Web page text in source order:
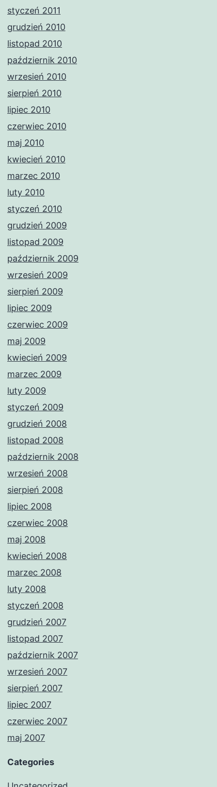
styczeń 2011
grudzień 2010
listopad 2010
październik 2010
wrzesień 2010
sierpień 2010
lipiec 2010
czerwiec 2010
maj 2010
kwiecień 2010
marzec 2010
luty 2010
styczeń 2010
grudzień 2009
listopad 2009
październik 2009
wrzesień 2009
sierpień 2009
lipiec 2009
czerwiec 2009
maj 2009
kwiecień 2009
marzec 2009
luty 2009
styczeń 2009
grudzień 2008
listopad 2008
październik 2008
wrzesień 2008
sierpień 2008
lipiec 2008
czerwiec 2008
maj 2008
kwiecień 2008
marzec 2008
luty 2008
styczeń 2008
grudzień 2007
listopad 2007
październik 2007
wrzesień 2007
sierpień 2007
lipiec 2007
czerwiec 2007
maj 2007
Categories